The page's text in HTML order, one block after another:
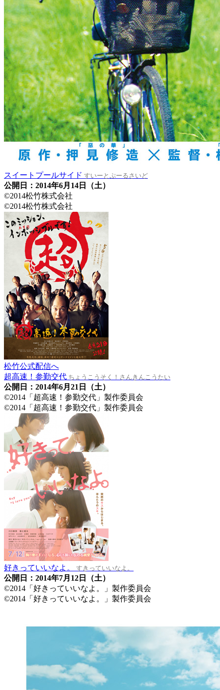
スイートプールサイド すいーとぷーるさいど
公開日：2014年6月14日（土）
©2014松竹株式会社
©2014松竹株式会社
松竹公式配信へ
超高速！参勤交代 ちょうこうそく！さんきんこうたい
公開日：2014年6月21日（土）
©2014「超高速！参勤交代」製作委員会
©2014「超高速！参勤交代」製作委員会
好きっていいなよ。 すきっていいなよ。
公開日：2014年7月12日（土）
©2014「好きっていいなよ。」製作委員会
©2014「好きっていいなよ。」製作委員会